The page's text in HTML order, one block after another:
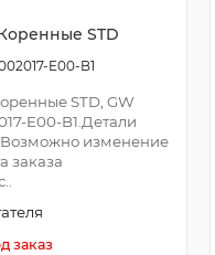
STD
E00-B1
STD, GW
E00-B1.Детали
изменение
заказа
заказ